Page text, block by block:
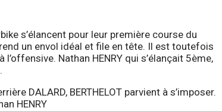
s’élancent pour leur première course du
un envol idéal et file en tête. Il est toutefois
Nathan HENRY qui s’élançait 5ème,
DALARD, BERTHELOT parvient à s’imposer.
HENRY